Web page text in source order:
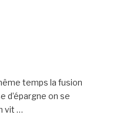
temps la fusion
d’épargne on se
vit …